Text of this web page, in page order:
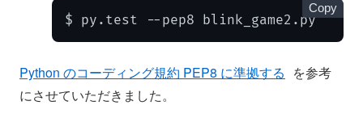
$ py.test --pep8 blink_game2.py
Copy
Python のコーディング規約 PEP8 に準拠する を参考
にさせていただきました。